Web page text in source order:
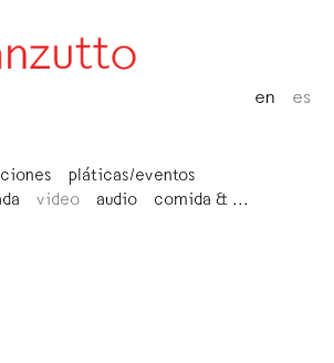
en es
pláticas/eventos
video audio comida & ...